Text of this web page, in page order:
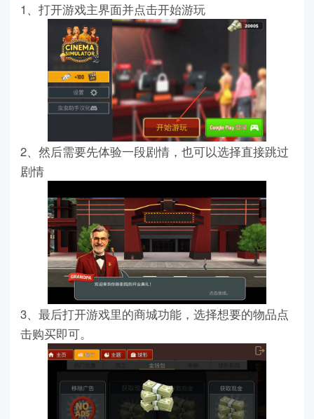
1、打开游戏主界面并点击开始游玩
2、然后需要先体验一段剧情，也可以选择直接跳过
剧情
3、最后打开游戏里的商城功能，选择想要的物品点
击购买即可。